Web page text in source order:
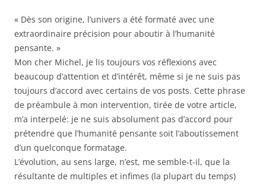
« Dès son origine, l’univers a été formaté avec une
extraordinaire précision pour aboutir à l’humanité
pensante. »
Mon cher Michel, je lis toujours vos réflexions avec
beaucoup d’attention et d’intérêt, même si je ne suis pas
toujours d’accord avec certains de vos posts. Cette phrase
de préambule à mon intervention, tirée de votre article,
m’a interpelé: je ne suis absolument pas d’accord pour
prétendre que l’humanité pensante soit l’aboutissement
d’un quelconque formatage.
L’évolution, au sens large, n’est, me semble-t-il, que la
résultante de multiples et infimes (la plupart du temps)